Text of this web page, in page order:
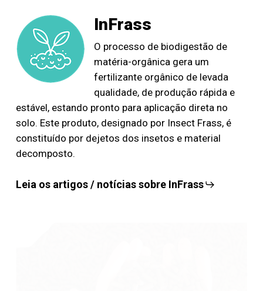
InFrass
O processo de biodigestão de
matéria-orgânica gera um
fertilizante orgânico de levada
qualidade, de produção rápida e
estável, estando pronto para aplicação direta no
solo. Este produto, designado por Insect Frass, é
constituído por dejetos dos insetos e material
decomposto.
Leia os artigos / notícias sobre InFrass